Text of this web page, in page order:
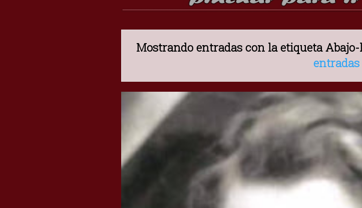
Mostrando entradas con la etiqueta
entradas